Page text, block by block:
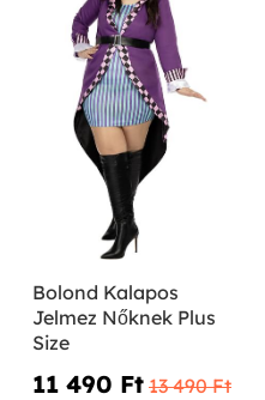
Bolond Kalapos
Jelmez Nőknek Plus
Size
11 490 Ft‎ 13 490 Ft‎